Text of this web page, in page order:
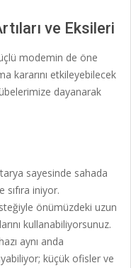
ve Eksileri
modemin de öne
kararını etkileyebilecek
dayanarak
sayesinde sahada
iniyor.
önümüzdeki uzun
kullanabiliyorsunuz.
aynı anda
küçük ofisler ve